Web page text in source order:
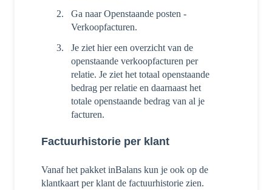
Ga naar Openstaande posten -
Verkoopfacturen.
Je ziet hier een overzicht van de
openstaande verkoopfacturen per
relatie. Je ziet het totaal openstaande
bedrag per relatie en daarnaast het
totale openstaande bedrag van al je
facturen.
Factuurhistorie per klant
Vanaf het pakket inBalans kun je ook op de
klantkaart per klant de factuurhistorie zien.